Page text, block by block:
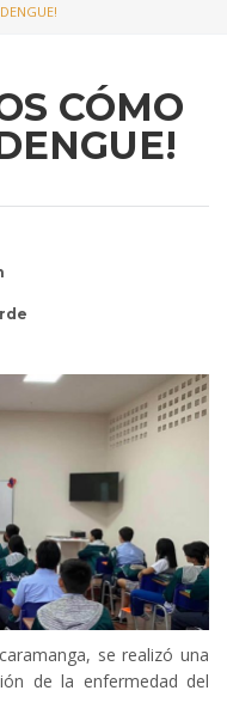
CÓMO
se realizó una
de la enfermedad del